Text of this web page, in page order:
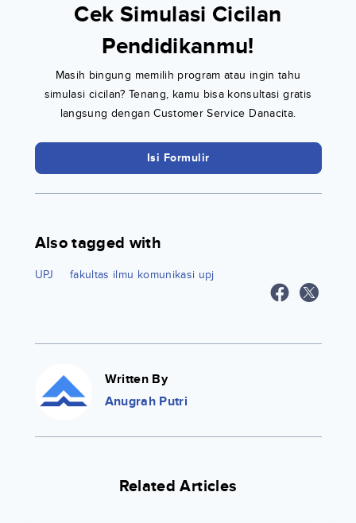
Cek Simulasi Cicilan
Pendidikanmu!
Masih bingung memilih program atau ingin tahu
simulasi cicilan? Tenang, kamu bisa konsultasi gratis
langsung dengan Customer Service Danacita.
Isi Formulir
Also tagged with
UPJ fakultas ilmu komunikasi upj
Written By
Anugrah Putri
Related Articles